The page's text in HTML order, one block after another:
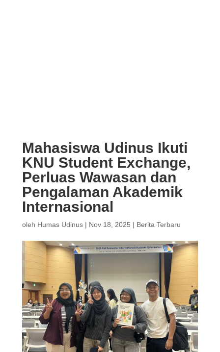
Mahasiswa Udinus Ikuti
KNU Student Exchange,
Perluas Wawasan dan
Pengalaman Akademik
Internasional
oleh Humas Udinus| Nov 18, 2025 | Berita Terbaru